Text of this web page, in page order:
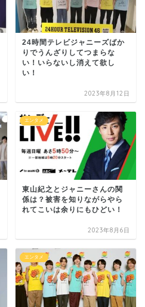
24時間テレビジャニーズばか
りでうんざりしてつまらな
い！いらないし消えて欲し
い！
2023年8月12日
エンタメ
東山紀之とジャニーさんの関
係は？被害を知りながらやら
れてこいは余りにもひどい！
2023年8月6日
エンタメ